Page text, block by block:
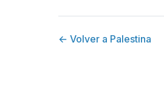
← Volver a Palestina